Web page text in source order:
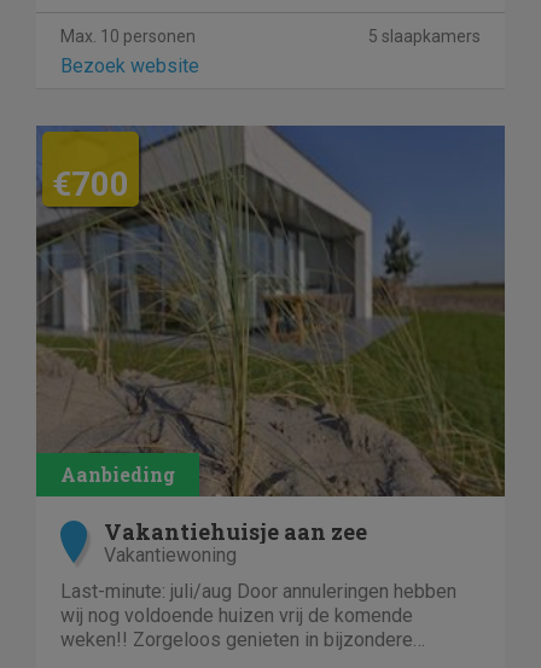
Max. 10 personen 5 slaapkamers
Bezoek website
€700
Vakantiehuisje aan zee
Vakantiewoning
Last-minute: juli/aug Door annuleringen hebben
wij nog voldoende huizen vrij de komende
weken!! Zorgeloos genieten in bijzondere